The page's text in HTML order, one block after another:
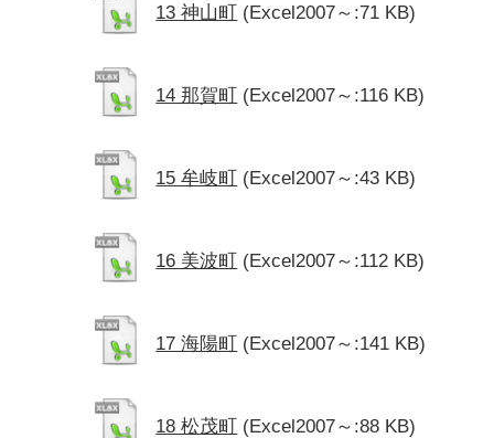
13 神山町 (Excel2007～:71 KB)
14 那賀町 (Excel2007～:116 KB)
15 牟岐町 (Excel2007～:43 KB)
16 美波町 (Excel2007～:112 KB)
17 海陽町 (Excel2007～:141 KB)
18 松茂町 (Excel2007～:88 KB)